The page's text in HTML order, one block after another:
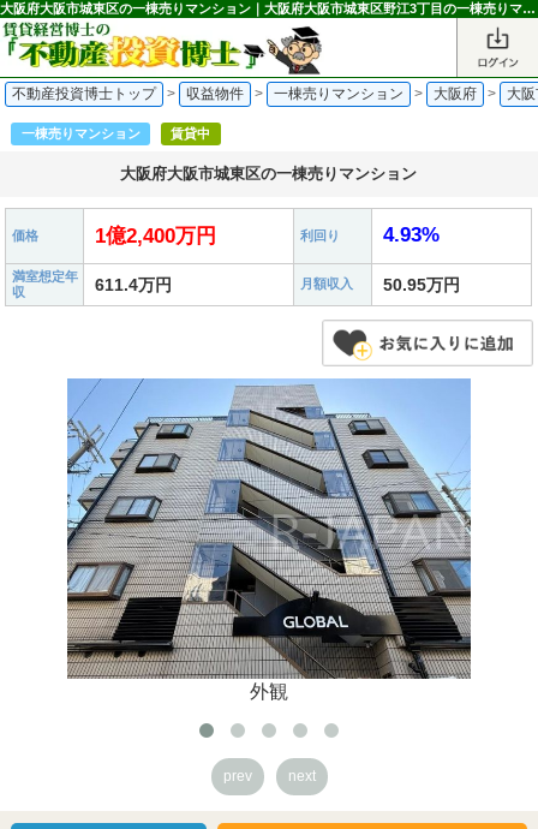
大阪府大阪市城東区の一棟売りマンション｜大阪府大阪市城東区野江3丁目の一棟売りマンション 1億2,400万円 駅｜不動産投資博士
不動産投資博士トップ > 収益物件 > 一棟売りマンション > 大阪府 > 大
一棟売りマンション 賃貸中
大阪府大阪市城東区の一棟売りマンション
価格 1億2,400万円 利回り 4.93%
満室想定年
収
611.4万円 月額収入 50.95万円
外観
prev next